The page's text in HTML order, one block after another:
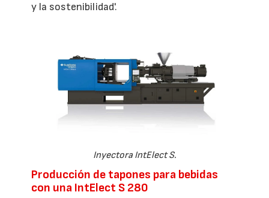
y la sostenibilidad'.
Inyectora IntElect S.
Producción de tapones para bebidas
con una IntElect S 280